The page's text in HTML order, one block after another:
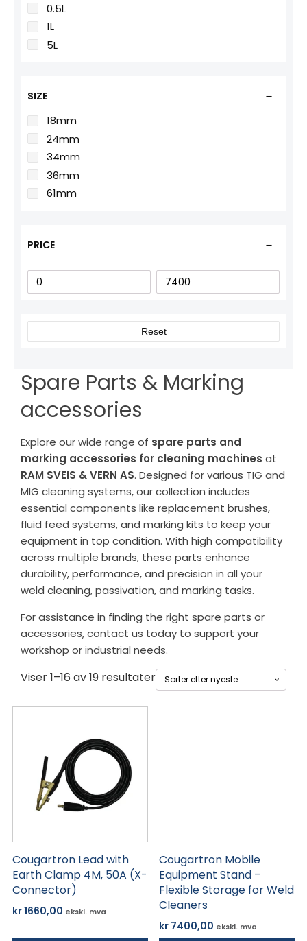
0.5L
1L
5L
SIZE
18mm
24mm
34mm
36mm
61mm
PRICE
Reset
Spare Parts & Marking
accessories
Explore our wide range of spare parts and
marking accessories for cleaning machines at
RAM SVEIS & VERN AS. Designed for various TIG and
MIG cleaning systems, our collection includes
essential components like replacement brushes,
fluid feed systems, and marking kits to keep your
equipment in top condition. With high compatibility
across multiple brands, these parts enhance
durability, performance, and precision in all your
weld cleaning, passivation, and marking tasks.
For assistance in finding the right spare parts or
accessories, contact us today to support your
workshop or industrial needs.
Viser 1–16 av 19 resultaterSortert
etter
Cougartron Lead with
Earth Clamp 4M, 50A (X-
Connector)
kr1660,00 ekskl. mva
Cougartron Mobile
Equipment Stand –
Flexible Storage for Weld
Cleaners
kr 7400,00 ekskl. mva